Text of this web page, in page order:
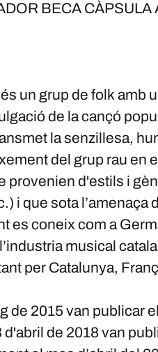
BECA CÀPSULA
un grup de folk amb
de la cançó
la senzillesa,
del grup rau en
provenien d'estils i
i que sota l’amenaça
es coneix com a
musical
per Catalunya,
de 2015 van publicar
d'abril de 2018 van